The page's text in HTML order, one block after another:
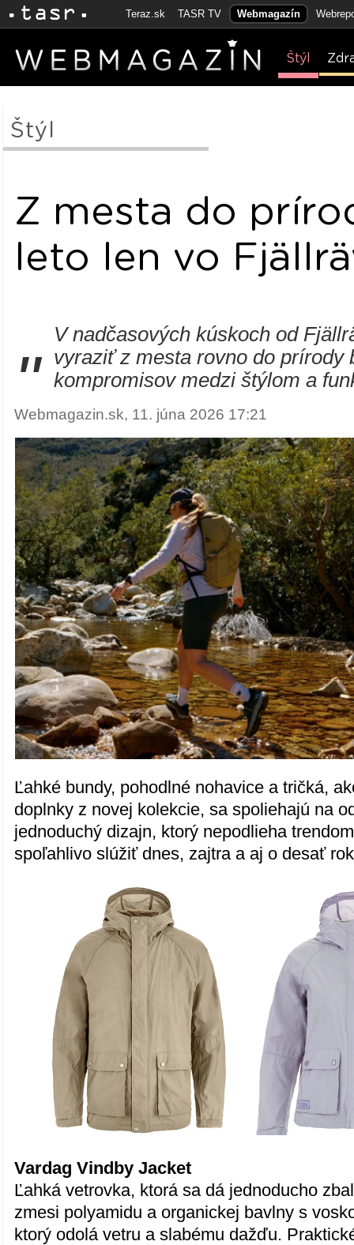
Teraz.sk TASR TV Webmagazín
Štýl
Štýl
Z mesta do
leto len vo
"
V nadčasových kúskoch od
vyraziť z mesta rovno do prírody
kompromisov medzi štýlom a
Webmagazin.sk, 11. júna 2026 17:21
Ľahké bundy, pohodlné nohavice a tričká,
doplnky z novej kolekcie, sa spoliehajú na
jednoduchý dizajn, ktorý nepodlieha
spoľahlivo slúžiť dnes, zajtra a aj o desať
Vardag Vindby Jacket
Ľahká vetrovka, ktorá sa dá jednoducho
zmesi polyamidu a organickej bavlny s
ktorý odolá vetru a slabému dažďu.